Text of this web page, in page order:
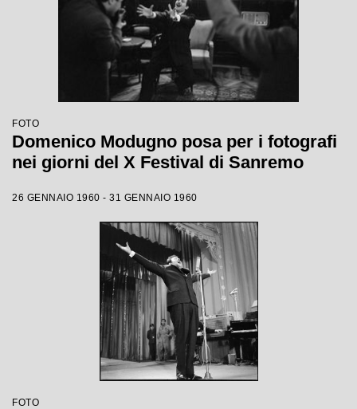
FOTO
Domenico Modugno posa per i fotografi
nei giorni del X Festival di Sanremo
26 GENNAIO 1960 - 31 GENNAIO 1960
FOTO